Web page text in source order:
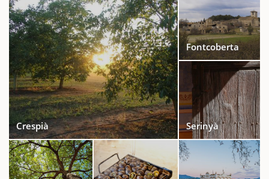
Crespià
Fontcoberta
Serinyà